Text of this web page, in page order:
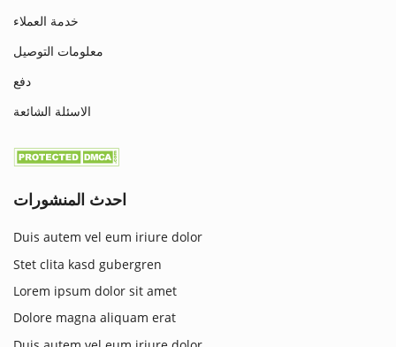
خدمة العملاء
معلومات التوصيل
دفع
الاسئلة الشائعة
احدث المنشورات
Duis autem vel eum iriure dolor
Stet clita kasd gubergren
Lorem ipsum dolor sit amet
Dolore magna aliquam erat